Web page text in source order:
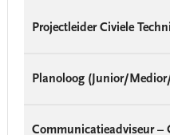
Projectleider Civiele
Planoloog (Junior/
Communicatieadviseur –